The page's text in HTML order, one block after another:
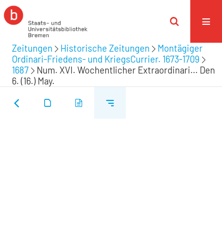
Zeitungen Historische Zeitungen
Montägiger
Ordinari-Friedens- und KriegsCurrier. 1673-1709
1687
Num. XVI. Wochentlicher Extraordinari... Den
6. (16.) May.